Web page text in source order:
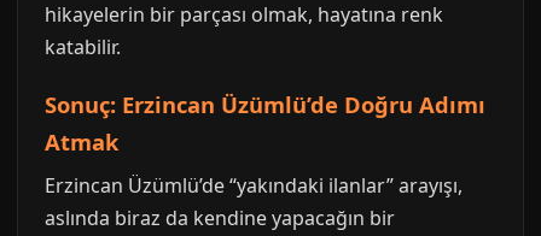
hikayelerin bir parçası olmak, hayatına renk
katabilir.
Sonuç: Erzincan Üzümlü’de Doğru Adımı
Atmak
Erzincan Üzümlü’de “yakındaki ilanlar” arayışı,
aslında biraz da kendine yapacağın bir